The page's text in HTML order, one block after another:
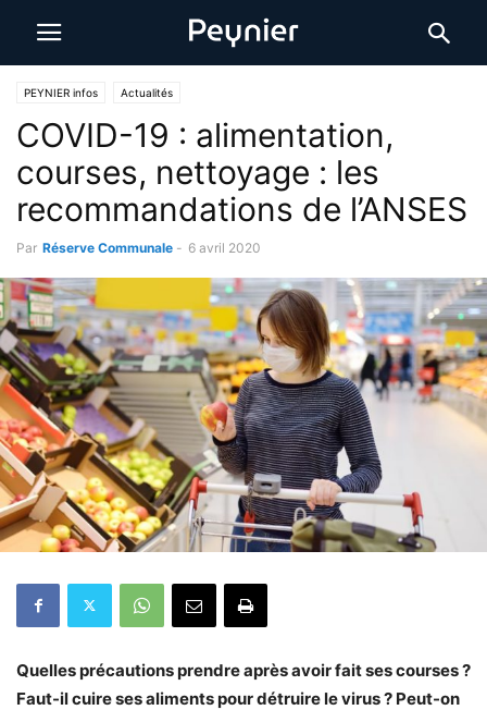
PEYNIER infos Actualités
COVID-19 : alimentation,
courses, nettoyage : les
recommandations de l’ANSES
Par Réserve Communale - 6 avril 2020
Quelles précautions prendre après avoir fait ses courses ?
Faut-il cuire ses aliments pour détruire le virus ? Peut-on